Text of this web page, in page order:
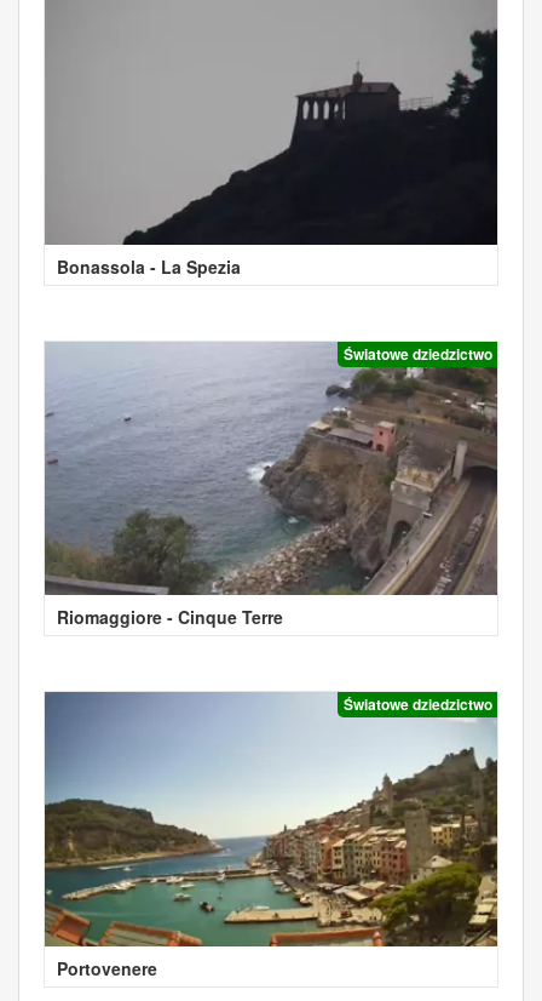
Bonassola - La Spezia
Światowe dziedzictwo
Riomaggiore - Cinque Terre
Światowe dziedzictwo
Portovenere